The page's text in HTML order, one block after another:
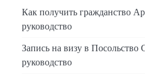
Как получить гражданство
руководство
Запись на визу в
руководство